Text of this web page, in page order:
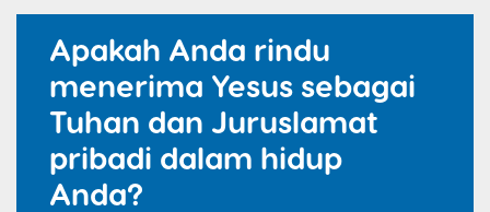
Apakah Anda rindu
menerima Yesus sebagai
Tuhan dan Juruslamat
pribadi dalam hidup
Anda?